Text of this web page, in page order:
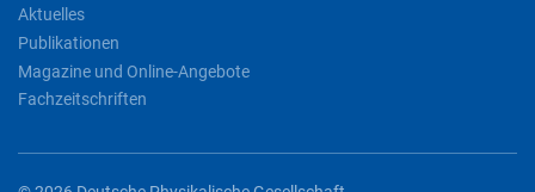
Aktuelles
Publikationen
Magazine und Online-Angebote
Fachzeitschriften